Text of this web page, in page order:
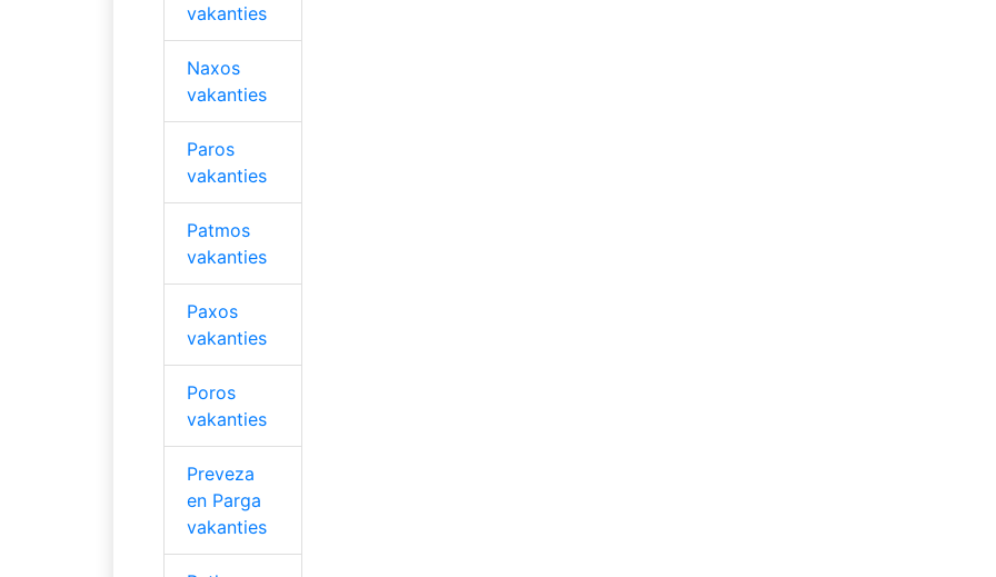
vakanties
Naxos
vakanties
Paros
vakanties
Patmos
vakanties
Paxos
vakanties
Poros
vakanties
Preveza
en Parga
vakanties